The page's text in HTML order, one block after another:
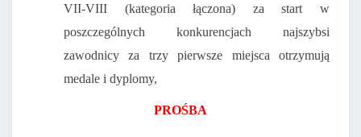
VII-VIII (kategoria łączona) za start w
poszczególnych konkurencjach najszybsi
zawodnicy za trzy pierwsze miejsca otrzymują
medale i dyplomy,
PROŚBA